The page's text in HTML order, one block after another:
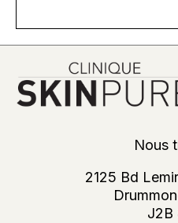
Nous
2125 Bd
J2B